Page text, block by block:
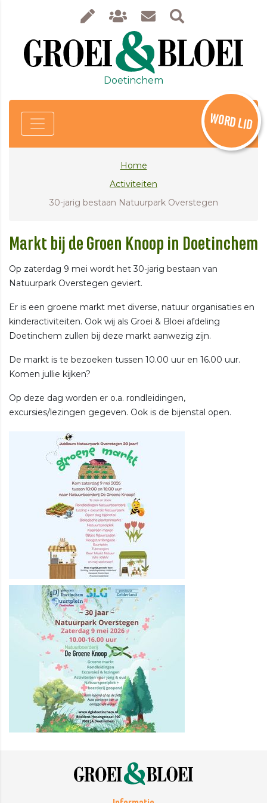
Doetinchem
WORD LID
Home
Activiteiten
30-jarig bestaan Natuurpark Overstegen
Markt bij de Groen Knoop in Doetinchem
Op zaterdag 9 mei wordt het 30-jarig bestaan van
Natuurpark Overstegen geviert.
Er is een groene markt met diverse, natuur organisaties en
kinderactiviteiten. Ook wij als Groei & Bloei afdeling
Doetinchem zullen bij deze markt aanwezig zijn.
De markt is te bezoeken tussen 10.00 uur en 16.00 uur.
Komen jullie kijken?
Op deze dag worden er o.a. rondleidingen,
excursies/lezingen gegeven. Ook is de bijenstal open.